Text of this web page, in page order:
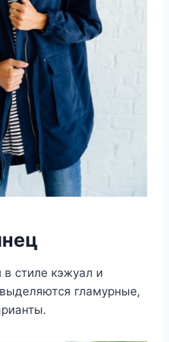
стиле кэжуал и
гламурные,